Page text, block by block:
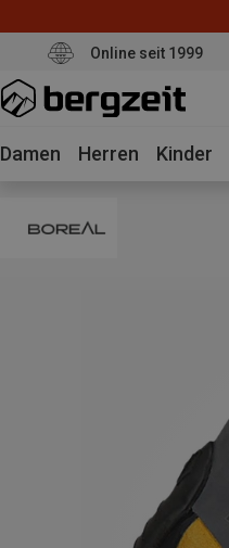
Online seit 1999
Damen Herren Kinder